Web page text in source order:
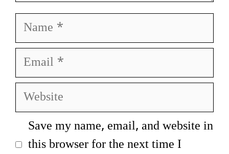
Name
Email
Website
Save my name, email, and website in
this browser for the next time I